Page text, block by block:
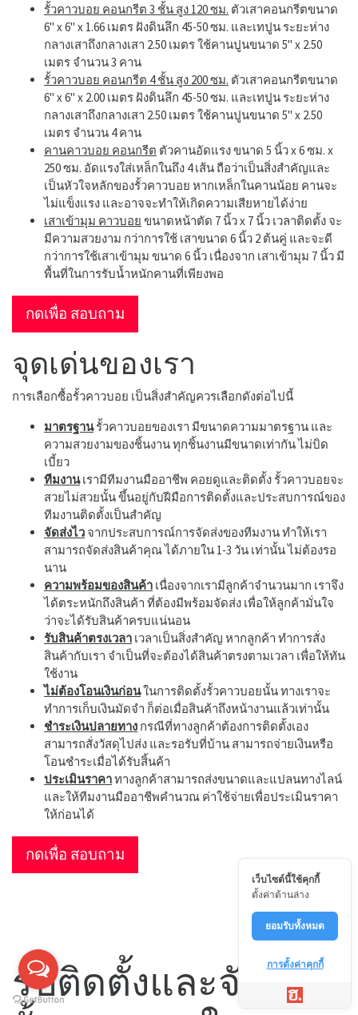
รั้วคาวบอย คอนกรีต 3 ชั้น สูง 120 ซม. ตัวเสาคอนกรีตขนาด
6" x 6" x 1.66 เมตร ฝังดินลึก 45-50 ซม. และเทปูน ระยะห่าง
กลางเสาถึงกลางเสา 2.50 เมตร ใช้คานปูนขนาด 5" x 2.50
เมตร จำนวน 3 คาน
รั้วคาวบอย คอนกรีต 4 ชั้น สูง 200 ซม. ตัวเสาคอนกรีตขนาด
6" x 6" x 2.00 เมตร ฝังดินลึก 45-50 ซม. และเทปูน ระยะห่าง
กลางเสาถึงกลางเสา 2.50 เมตร ใช้คานปูนขนาด 5" x 2.50
เมตร จำนวน 4 คาน
คานคาวบอย คอนกรีต ตัวคานอัดแรง ขนาด 5 นิ้ว x 6 ซม. x
250 ซม. อัดแรงใส่เหล็กในถึง 4 เส้น ถือว่าเป็นสิ่งสำคัญและ
เป็นหัวใจหลักของรั้วคาวบอย หากเหล็กในคานน้อย คานจะ
ไม่แข็งแรง และอาจจะทำให้เกิดความเสียหายได้ง่าย
เสาเข้ามุม คาวบอย ขนาดหน้าตัด 7 นิ้ว x 7 นิ้ว เวลาติดตั้ง จะ
มีความสวยงาม กว่าการใช้ เสาขนาด 6 นิ้ว 2 ต้นคู่ และจะดี
กว่าการใช้เสาเข้ามุม ขนาด 6 นิ้ว เนื่องจาก เสาเข้ามุม 7 นิ้ว มี
พื้นที่ในการรับน้ำหนักคานที่เพียงพอ
กดเพื่อ สอบถาม
จุดเด่นของเรา
การเลือกซื้อรั้วคาวบอย เป็นสิ่งสำคัญควรเลือกดังต่อไปนี้
มาตรฐานรั้วคาวบอยของเรา มีขนาดความมาตรฐาน และ
ความสวยงามของชิ้นงาน ทุกชิ้นงานมีขนาดเท่ากัน ไม่บิด
เบี้ยว
ทีมงานเรามีทีมงานมืออาชีพ คอยดูและติดตั้ง รั้วคาวบอยจะ
สวยไม่สวยนั้น ขึ้นอยู่กับฝีมือการติดตั้งและประสบการณ์ของ
ทีมงานติดตั้งเป็นสำคัญ
จัดส่งไว จากประสบการณ์การจัดส่งของทีมงาน ทำให้เรา
สามารถจัดส่งสินค้าคุณ ได้ภายใน 1-3 วัน เท่านั้น ไม่ต้องรอ
นาน
ความพร้อมของสินค้า เนื่องจากเรามีลูกค้าจำนวนมาก เราจึง
ได้ตระหนักถึงสินค้า ที่ต้องมีพร้อมจัดส่ง เพื่อให้ลูกค้ามั่นใจ
ว่าจะได้รับสินค้าครบแน่นอน
รับสินค้าตรงเวลา เวลาเป็นสิ่งสำคัญ หากลูกค้า ทำการสั่ง
สินค้ากับเรา จำเป็นที่จะต้องได้สินค้าตรงตามเวลา เพื่อให้ทัน
ใช้งาน
ไม่ต้องโอนเงินก่อนในการติดตั้งรั้วคาวบอยนั้น ทางเราจะ
ทำการเก็บเงินมัดจำ ก็ต่อเมื่อสินค้าถึงหน้างานแล้วเท่านั้น
ชำระเงินปลายทาง กรณีที่ทางลูกค้าต้องการติดตั้งเอง
สามารถสั่งวัสดุไปส่ง และรอรับที่บ้าน สามารถจ่ายเงินหรือ
โอนชำระเมื่อได้รับสิ้นค้า
ประเมินราคาทางลูกค้าสามารถส่งขนาดและแปลนทางไลน์
และให้ทีมงานมืออาชีพคำนวณ ค่าใช้จ่ายเพื่อประเมินราคา
ให้ก่อนได้
กดเพื่อ สอบถาม
รับติดตั้งและจัดส่ง
เว็บไซต์นี้ใช้คุกกี้
ตั้งค่าด้านล่าง
ยอมรับทั้งหมด
การตั้งค่าคุกกี้